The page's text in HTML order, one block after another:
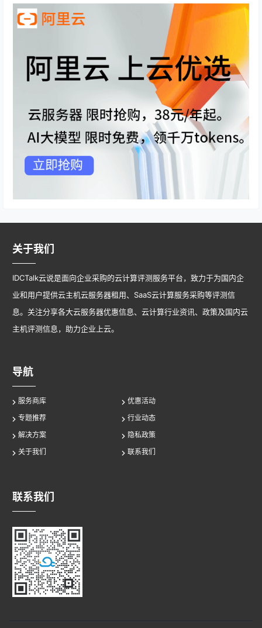
关于我们
IDCTalk云说是面向企业采购的云计算评测服务平台，致力于为国内企
业和用户提供云主机云服务器租用、SaaS云计算服务采购等评测信
息。关注分享各大云服务器优惠信息、云计算行业资讯、政策及国内云
主机评测信息，助力企业上云。
导航
服务商库
优惠活动
专题推荐
行业动态
解决方案
隐私政策
关于我们
联系我们
联系我们